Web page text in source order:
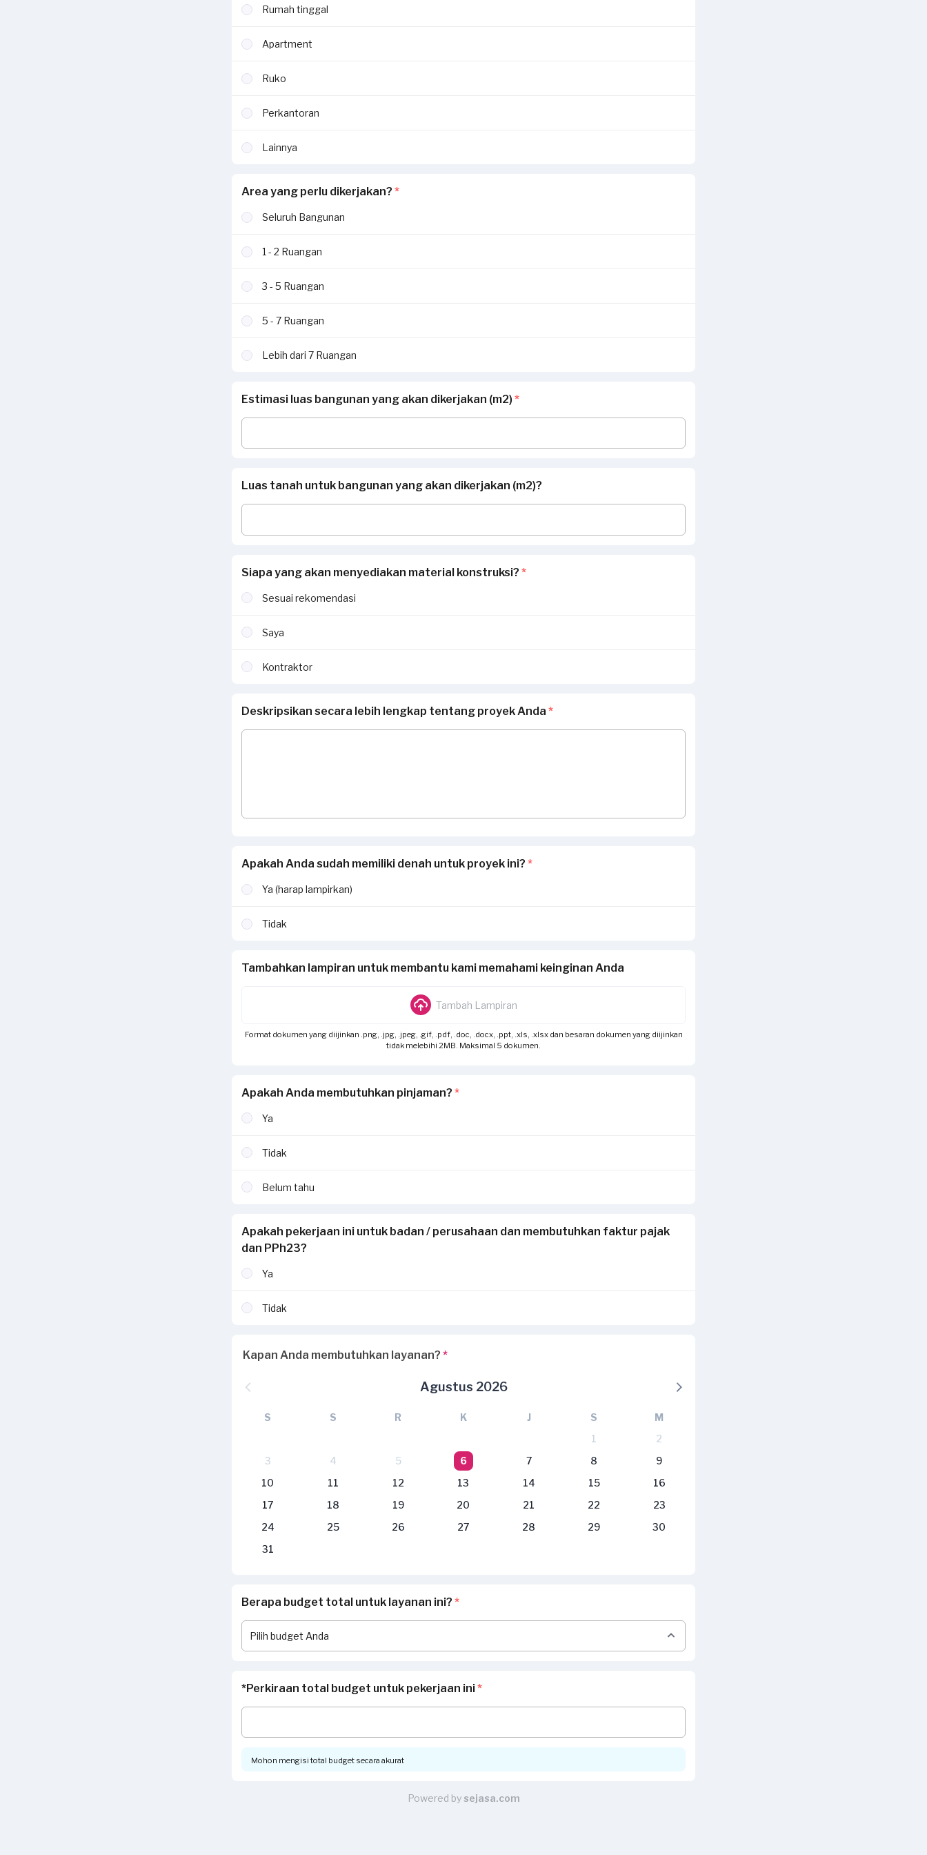
Rumah tinggal
Apartment
Ruko
Perkantoran
Lainnya
Area yang perlu dikerjakan? *
Seluruh Bangunan
1 - 2 Ruangan
3 - 5 Ruangan
5 - 7 Ruangan
Lebih dari 7 Ruangan
Estimasi luas bangunan yang akan dikerjakan (m2) *
Luas tanah untuk bangunan yang akan dikerjakan (m2)?
Siapa yang akan menyediakan material konstruksi? *
Sesuai rekomendasi
Saya
Kontraktor
Deskripsikan secara lebih lengkap tentang proyek Anda *
Apakah Anda sudah memiliki denah untuk proyek ini? *
Ya (harap lampirkan)
Tidak
Tambahkan lampiran untuk membantu kami memahami keinginan Anda
Tambah Lampiran
Format dokumen yang diijinkan .png, .jpg, .jpeg, .gif, .pdf, .doc, .docx, .ppt, .xls, .xlsx dan besaran dokumen yang diijinkan
tidak melebihi 2MB. Maksimal 5 dokumen.
Apakah Anda membutuhkan pinjaman? *
Ya
Tidak
Belum tahu
Apakah pekerjaan ini untuk badan / perusahaan dan membutuhkan faktur pajak
dan PPh23?
Ya
Tidak
Kapan Anda membutuhkan layanan? *
Agustus 2026
S S R K J S
M
1
2
3
4 5 6 7 8
9
10
11 12 13 14 15
16
17
18 19 20 21 22
23
24
25 26 27 28 29
30
31
Berapa budget total untuk layanan ini? *
*Perkiraan total budget untuk pekerjaan ini*
Mohon mengisi total budget secara akurat
Powered bysejasa.com